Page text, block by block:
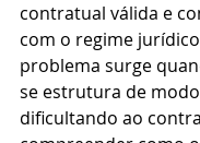
contratual válida e
com o regime
problema surge
se estrutura de
dificultando ao